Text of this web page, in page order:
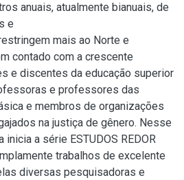
anuais, atualmente bianuais, de
e
mais ao Norte e
contado com a crescente
e discentes da educação superior
e professores das
e membros de organizações
na justiça de gênero. Nesse
a série ESTUDOS REDOR
trabalhos de excelente
diversas pesquisadoras e